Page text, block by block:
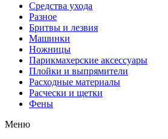
Средства ухода
Разное
Бритвы и лезвия
Машинки
Ножницы
Парикмахерские аксессуары
Плойки и выпрямители
Расходные материалы
Расчески и щетки
Фены
Меню